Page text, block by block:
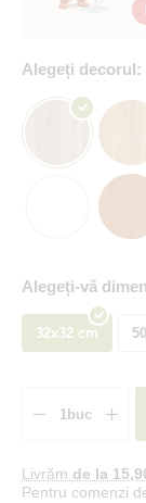
Alegeți decorul:
Alegeți-vă
32x32 cm
Livrăm de la 15
Pentru comenzi